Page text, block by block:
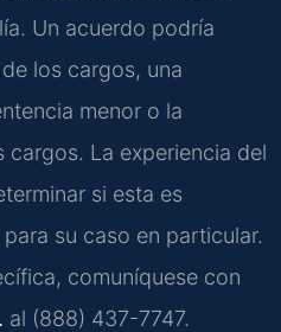
Un acuerdo podría
los cargos, una
menor o la
La experiencia del
si esta es
su caso en particular.
comuníquese con
al (888) 437-7747.